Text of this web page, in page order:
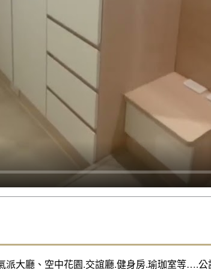
大廳、空中花園.交誼廳.健身房.瑜珈室等….